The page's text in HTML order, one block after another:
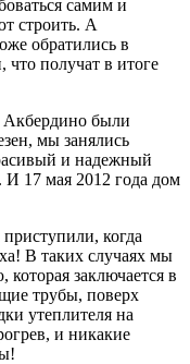
самим и
строить. А
обратились в
получат в итоге
Акбердино были
мы занялись
и надежный
И 17 мая 2012 года дом
когда
В таких случаях мы
заключается в
трубы, поверх
утеплителя на
и никакие